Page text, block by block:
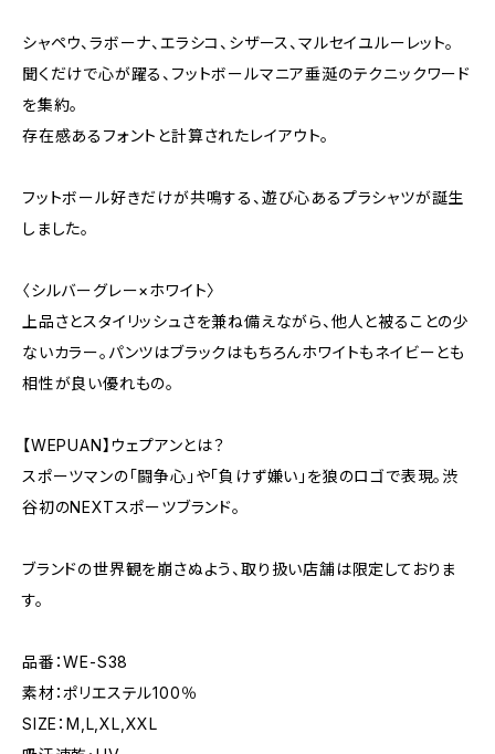
シャペウ、ラボーナ、エラシコ、シザース、マルセイユルーレット。
聞くだけで心が躍る、フットボールマニア垂涎のテクニックワード
を集約。
存在感あるフォントと計算されたレイアウト。
フットボール好きだけが共鳴する、遊び心あるプラシャツが誕生
しました。
〈シルバーグレー×ホワイト〉
上品さとスタイリッシュさを兼ね備えながら、他人と被ることの少
ないカラー。パンツはブラックはもちろんホワイトもネイビーとも
相性が良い優れもの。
【WEPUAN】ウェプアンとは？
スポーツマンの「闘争心」や「負けず嫌い」を狼のロゴで表現。渋
谷初のNEXTスポーツブランド。
ブランドの世界観を崩さぬよう、取り扱い店舗は限定しておりま
す。
品番：WE-S38
素材：ポリエステル100％
SIZE：M,L,XL,XXL